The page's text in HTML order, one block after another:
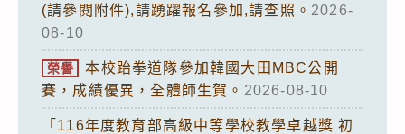
(請參閱附件),請踴躍報名參加,請查照。 2026-
08-10
榮譽
本校跆拳道隊參加韓國大田MBC公開
賽，成績優異，全體師生賀。 2026-08-10
「116年度教育部高級中等學校教學卓越獎 初